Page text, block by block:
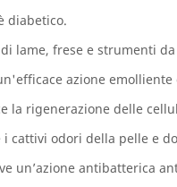
diabetico.
lame, frese e strumenti
azione
la rigenerazione delle
i cattivi odori della pelle e
un’azione antibatterica